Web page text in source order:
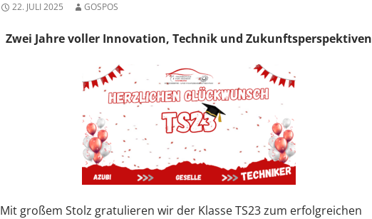
22. JULI 2025 GOSPOS
Zwei Jahre voller Innovation, Technik und Zukunftsperspektiven
Mit großem Stolz gratulieren wir der Klasse TS23 zum erfolgreichen